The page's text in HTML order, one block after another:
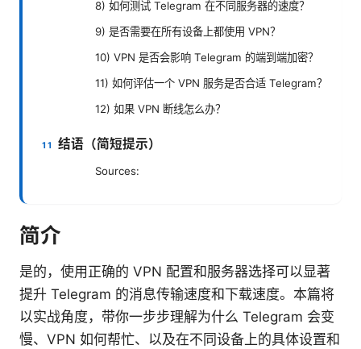
8) 如何测试 Telegram 在不同服务器的速度？
9) 是否需要在所有设备上都使用 VPN？
10) VPN 是否会影响 Telegram 的端到端加密？
11) 如何评估一个 VPN 服务是否合适 Telegram？
12) 如果 VPN 断线怎么办？
结语（简短提示）
Sources:
简介
是的，使用正确的 VPN 配置和服务器选择可以显著
提升 Telegram 的消息传输速度和下载速度。本篇将
以实战角度，带你一步步理解为什么 Telegram 会变
慢、VPN 如何帮忙、以及在不同设备上的具体设置和